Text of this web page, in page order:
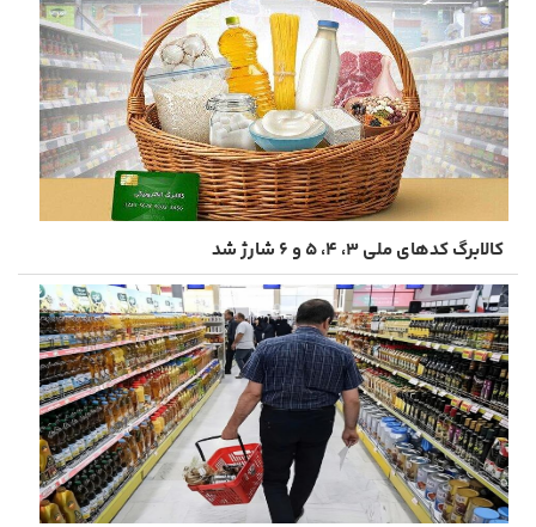
کالابرگ کدهای ملی ۳، ۴، ۵ و ۶ شارژ شد